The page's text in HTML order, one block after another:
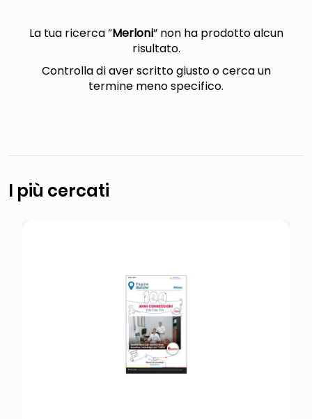
italia independent occhiali sole 0703 thin rotondo sun
pattumiera raccolta differenziata
crema funghi porcini tartufo
La tua ricerca “Merloni” non ha prodotto alcun
risultato.
Controlla di aver scritto giusto o cerca un
termine meno specifico.
I più cercati